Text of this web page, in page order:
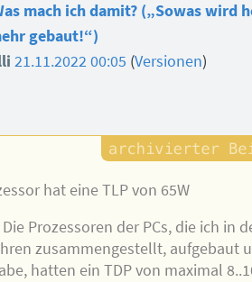
mach ich damit? („Sowas wird
gebaut!“)
21.11.2022 00:05 (Versionen)
hat eine TLP von 65W
Die Prozessoren der PCs, die ich in
zusammengestellt, aufgebaut
hatten ein TDP von maximal